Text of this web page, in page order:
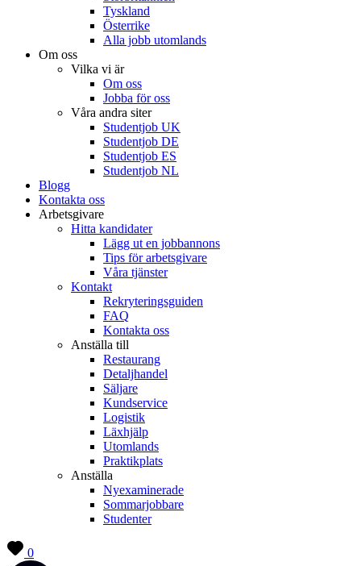
Tyskland
Österrike
Alla jobb utomlands
Om oss
Vilka vi är
Om oss
Jobba för oss
Våra andra siter
Studentjob UK
Studentjob DE
Studentjob ES
Studentjob NL
Blogg
Kontakta oss
Arbetsgivare
Hitta kandidater
Lägg ut en jobbannons
Tips för arbetsgivare
Våra tjänster
Kontakt
Rekryteringsguiden
FAQ
Kontakta oss
Anställa till
Restaurang
Detaljhandel
Säljare
Kundservice
Logistik
Läxhjälp
Utomlands
Praktikplats
Anställa
Nyexaminerade
Sommarjobbare
Studenter
0